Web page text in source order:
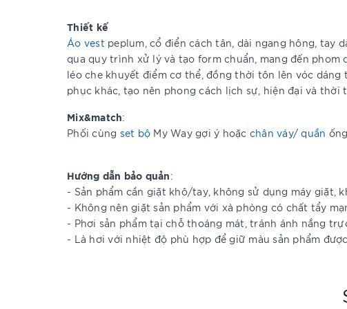
Thiết kế
Áo vest peplum, cổ điển cách tân, dài ngang hông, tay
qua quy trình xử lý và tạo form chuẩn, mang đến
léo che khuyết điểm cơ thể, đồng thời tôn lên vóc
phục khác, tạo nên phong cách lịch sự, hiện đại và thời
Mix&match:
Phối cùng set bộ My Way gợi ý hoặc chân váy/quần
Hướng dẫn bảo quản:
- Sản phẩm cần giặt khô/tay, không sử dụng máy giặt,
- Không nên giặt sản phẩm với xà phòng có chất tẩy
- Phơi sản phẩm tại chỗ thoáng mát, tránh ánh nắng
- Là hơi với nhiệt độ phù hợp để giữ màu sản phẩm